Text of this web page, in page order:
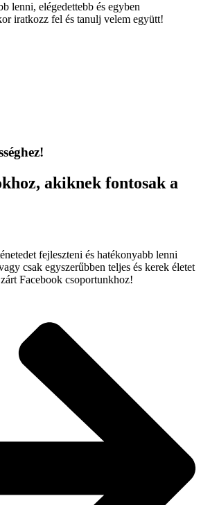
lenni, elégedettebb és egyben
iratkozz fel és tanulj velem együtt!
akiknek fontosak a
fejleszteni és hatékonyabb lenni
csak egyszerűbben teljes és kerek életet
Facebook csoportunkhoz!